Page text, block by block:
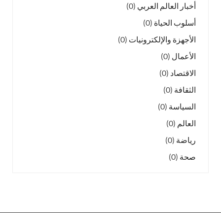
أخبار العالم العربي (0)
أسلوب الحياة (0)
الأجهزة والإلكترونيات (0)
الأعمال (0)
الاقتصاد (0)
الثقافة (0)
السياسة (0)
العالم (0)
رياضة (0)
صحة (0)